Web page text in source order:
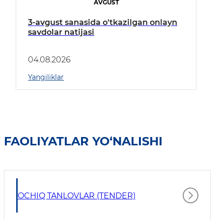
AVGUST
3-avgust sanasida o'tkazilgan onlayn
savdolar natijasi
04.08.2026
Yangiliklar
FAOLIYATLAR YO‘NALISHI
OCHIQ TANLOVLAR (TENDER)